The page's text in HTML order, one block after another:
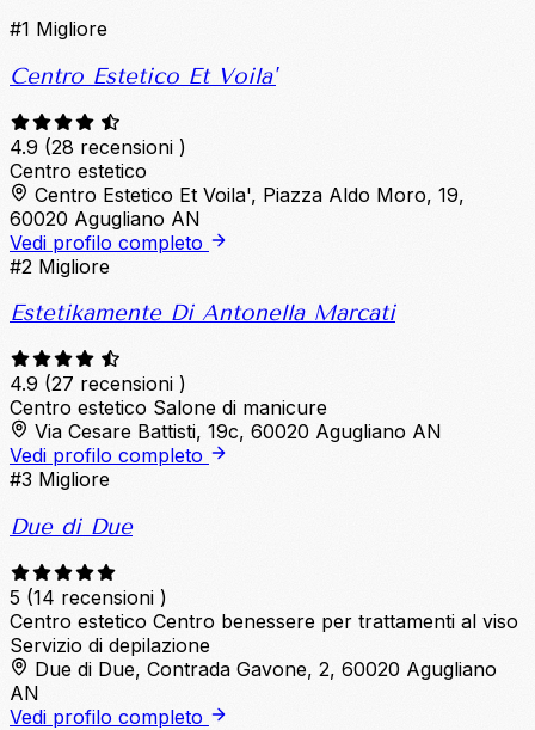
#1 Migliore
Centro Estetico Et Voila'
4.9 (28 recensioni )
Centro estetico
Centro Estetico Et Voila', Piazza Aldo Moro, 19,
60020 Agugliano AN
Vedi profilo completo
#2 Migliore
Estetikamente Di Antonella Marcati
4.9 (27 recensioni )
Centro estetico Salone di manicure
Via Cesare Battisti, 19c, 60020 Agugliano AN
Vedi profilo completo
#3 Migliore
Due di Due
5 (14 recensioni )
Centro estetico Centro benessere per trattamenti al viso
Servizio di depilazione
Due di Due, Contrada Gavone, 2, 60020 Agugliano
AN
Vedi profilo completo